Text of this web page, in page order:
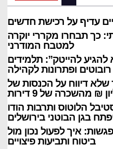
עדיף על רכישת חדשים
כך תבחרו מקררי יוקרה
למטבח המודרני
להייטק”: תלמידים
ופתרונות לקהילה
דיווח על הכנסות של
הלוטוס ותרבות הודו
בגן הבוטני בירושלים
איך לפעול נכון מול
ביטוח ותביעות פיצויים
כתבה ראשית